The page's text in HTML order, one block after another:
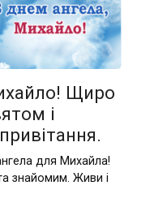
Щиро
і
для Михайла!
знайомим. Живи і